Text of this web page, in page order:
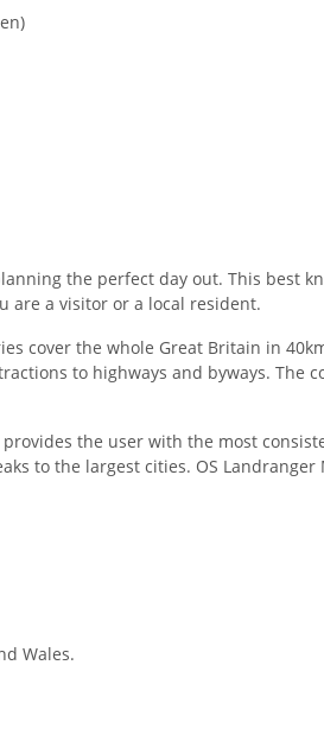
the perfect day out. This best
are a visitor or a local resident.
cover the whole Great Britain in
to highways and byways. The
the user with the most
to the largest cities. OS
Wales.